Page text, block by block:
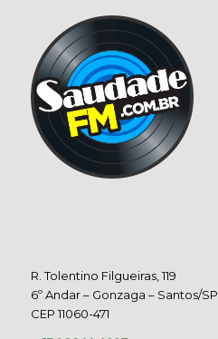
R. Tolentino Filgueiras, 119
6º Andar – Gonzaga – Santos/SP
CEP 11060-471